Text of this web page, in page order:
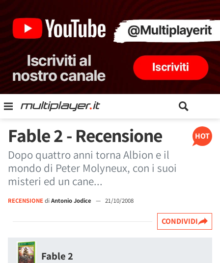
HOT
Fable 2 - Recensione
Dopo quattro anni torna Albion e il
mondo di Peter Molyneux, con i suoi
misteri ed un cane...
RECENSIONEdi Antonio Jodice — 21/10/2008
CONDIVIDI
Fable 2